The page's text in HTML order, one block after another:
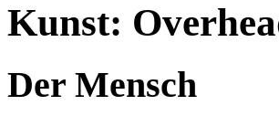
Kunst:
Der Mensch